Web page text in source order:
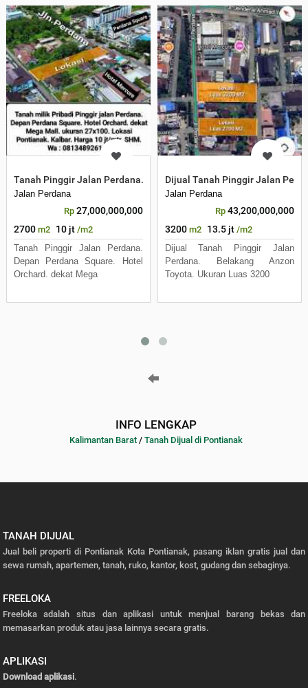
Tanah Pinggir Jalan Perdana. Depan Perdana Square. Hotel
Jalan Perdana
Rp 27,000,000,000
2700 m2 10 jt /m2
Tanah Pinggir Jalan Perdana.
Depan Perdana Square. Hotel
Orchard. dekat Mega
Dijual Tanah Pinggir Jalan
Jalan Perdana
Rp 43,200,000,000
3200 m2 13.5 jt /m2
Dijual Tanah Pinggir Jalan
Perdana. Belakang Anzon
Toyota. Ukuran Luas 3200
INFO LENGKAP
Kalimantan Barat / Tanah Dijual di Pontianak
TANAH DIJUAL
Jual beli properti di Pontianak Kota Pontianak, pasang iklan gratis jual dan
sewa rumah, apartemen, tanah, ruko, kantor, kost, gudang dan sebaginya.
FREELOKA
Freeloka adalah situs dan aplikasi untuk menjual barang bekas dan
memasarkan produk atau jasa lainnya secara gratis.
APLIKASI
Download aplikasi.